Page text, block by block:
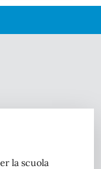
la scuola